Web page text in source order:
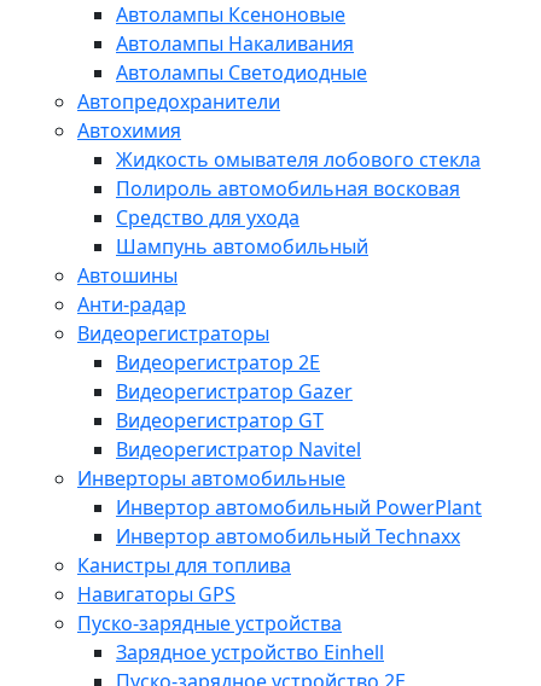
Автолампы Ксеноновые
Автолампы Накаливания
Автолампы Светодиодные
Автопредохранители
Автохимия
Жидкость омывателя лобового стекла
Полироль автомобильная восковая
Средство для ухода
Шампунь автомобильный
Автошины
Анти-радар
Видеорегистраторы
Видеорегистратор 2E
Видеорегистратор Gazer
Видеорегистратор GT
Видеорегистратор Navitel
Инверторы автомобильные
Инвертор автомобильный PowerPlant
Инвертор автомобильный Technaxx
Канистры для топлива
Навигаторы GPS
Пуско-зарядные устройства
Зарядное устройство Einhell